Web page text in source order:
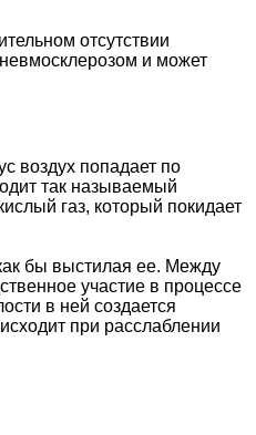
отсутствии
и может
воздух попадает по
так называемый
газ, который покидает
бы выстилая ее. Между
участие в процессе
в ней создается
при расслаблении